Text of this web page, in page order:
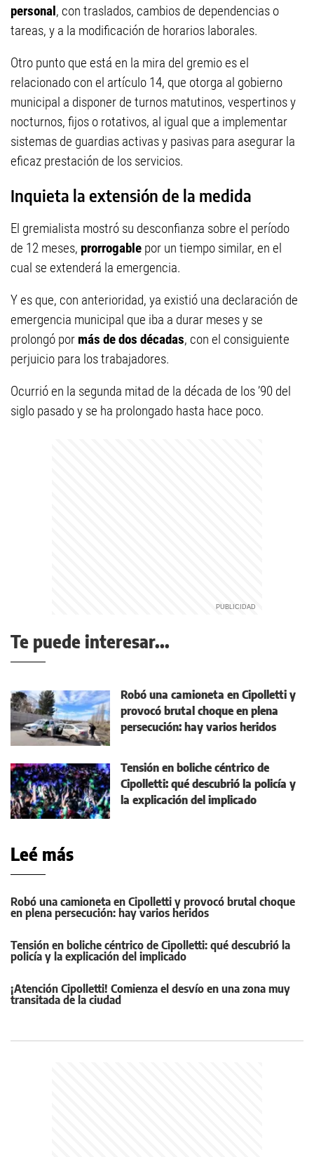
personal, con traslados, cambios de dependencias o
tareas, y a la modificación de horarios laborales.
Otro punto que está en la mira del gremio es el
relacionado con el artículo 14, que otorga al gobierno
municipal a disponer de turnos matutinos, vespertinos y
nocturnos, fijos o rotativos, al igual que a implementar
sistemas de guardias activas y pasivas para asegurar la
eficaz prestación de los servicios.
Inquieta la extensión de la medida
El gremialista mostró su desconfianza sobre el período
de 12 meses, prorrogable por un tiempo similar, en el
cual se extenderá la emergencia.
Y es que, con anterioridad, ya existió una declaración de
emergencia municipal que iba a durar meses y se
prolongó por más de dos décadas, con el consiguiente
perjuicio para los trabajadores.
Ocurrió en la segunda mitad de la década de los ’90 del
siglo pasado y se ha prolongado hasta hace poco.
Te puede interesar...
Robó una camioneta en Cipolletti y
provocó brutal choque en plena
persecución: hay varios heridos
Tensión en boliche céntrico de
Cipolletti: qué descubrió la policía y
la explicación del implicado
Leé más
Robó una camioneta en Cipolletti y provocó brutal choque
en plena persecución: hay varios heridos
Tensión en boliche céntrico de Cipolletti: qué descubrió la
policía y la explicación del implicado
¡Atención Cipolletti! Comienza el desvío en una zona muy
transitada de la ciudad